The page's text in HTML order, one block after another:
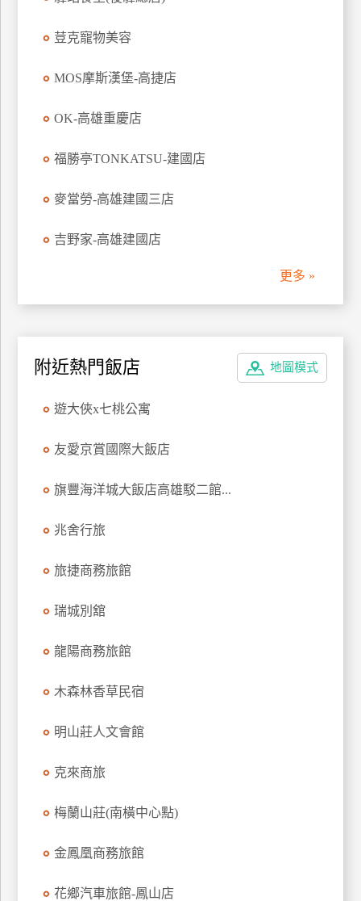
荳克寵物美容
MOS摩斯漢堡-高捷店
OK-高雄重慶店
福勝亭TONKATSU-建國店
麥當勞-高雄建國三店
吉野家-高雄建國店
更多 »
地圖模式
附近熱門飯店
遊大俠x七桃公寓
友愛京賞國際大飯店
旗豐海洋城大飯店高雄駁二館...
兆舍行旅
旅捷商務旅館
瑞城別舘
龍陽商務旅館
木森林香草民宿
明山莊人文會館
克來商旅
梅蘭山莊(南橫中心點)
金鳳凰商務旅館
花鄉汽車旅館-鳳山店